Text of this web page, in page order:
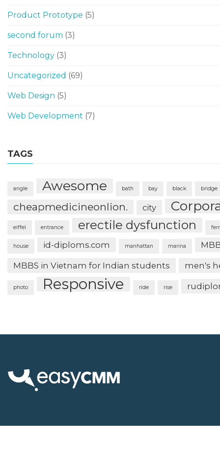
Product Prototype (5)
second forum (3)
Technology (3)
Uncategorized (69)
Web Design (5)
Web Development (7)
TAGS
angle Awesome bath bay black bridge
cheapmedicineonlion. city
eiffel entrance erectile dysfunction
house id-diploms.com manhattan marina
MBBS in Vietnam for Indian students men's
photo Responsive ride rise